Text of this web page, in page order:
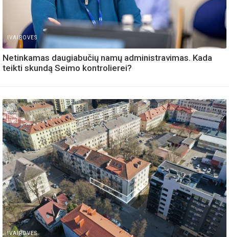
IVAIROVES
Netinkamas daugiabučių namų administravimas. Kada
teikti skundą Seimo kontrolierei?
IVAIROVES